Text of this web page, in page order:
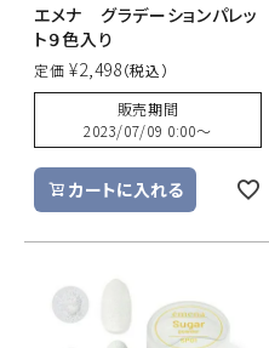
エメナ グラデーションパレッ
ト９色入り
定価 ¥2,498
販売期間
2023/07/09 0:00〜
カートに入れる